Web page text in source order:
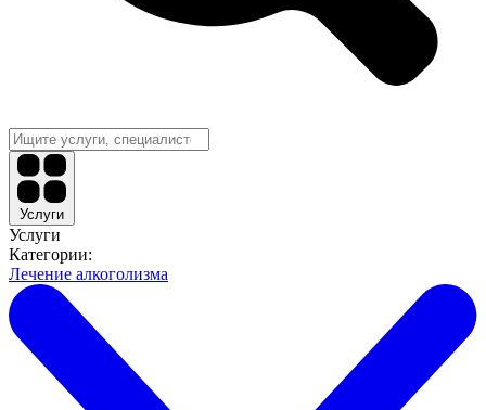
Услуги
Услуги
Категории:
Лечение алкоголизма